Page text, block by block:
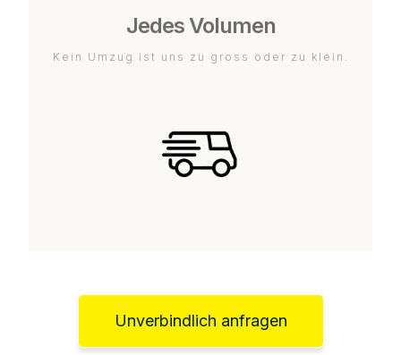
Jedes Volumen
Kein Umzug ist uns zu gross oder zu klein.
Unverbindlich anfragen